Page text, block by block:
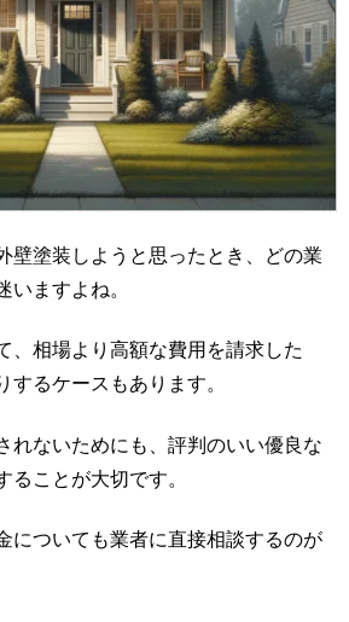
壁塗装しようと思ったとき、どの業
いますよね。
、相場より高額な費用を請求した
するケースもあります。
れないためにも、評判のいい優良な
ることが大切です。
についても業者に直接相談するのが